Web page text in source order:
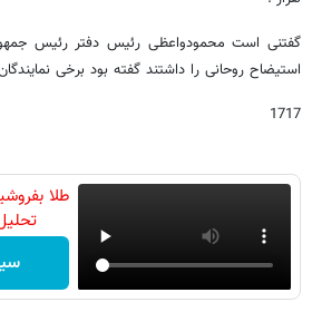
گفتنی است محمودواعظی رئیس دفتر رئیس
استیضاح روحانی را داشتند گفته بود برخی
1717
طلا